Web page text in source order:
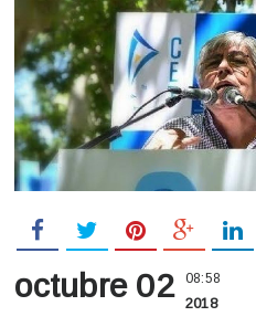
octubre 02 08:58
2018